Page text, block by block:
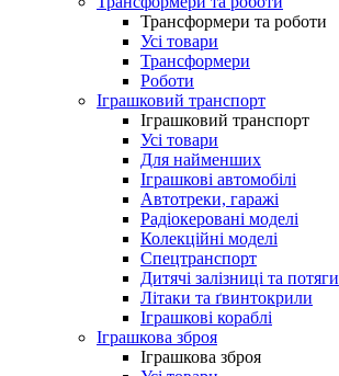
Трансформери та роботи
Усі товари
Трансформери
Роботи
Іграшковий транспорт
Іграшковий транспорт
Усі товари
Для найменших
Іграшкові автомобілі
Автотреки, гаражі
Радіокеровані моделі
Колекційні моделі
Спецтранспорт
Дитячі залізниці та потяги
Літаки та ґвинтокрили
Іграшкові кораблі
Іграшкова зброя
Іграшкова зброя